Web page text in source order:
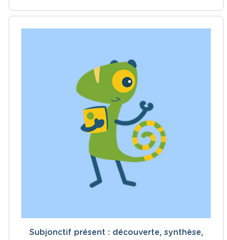
Subjonctif présent : découverte, synthèse,